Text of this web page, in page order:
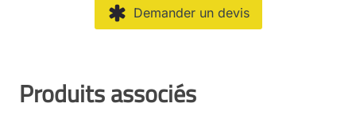
Demander un devis
Produits associés